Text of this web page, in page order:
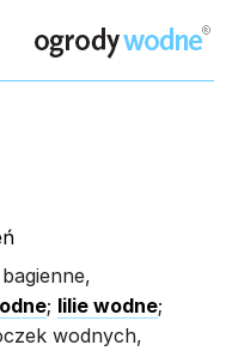
; lilie wodne;
wodnych,